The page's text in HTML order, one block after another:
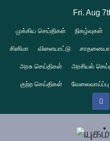
content
Fri. Aug
முக்கிய செய்திகள் நிகழ்வுகள்
சினிமா விளையாட்டு
அரசு செய்திகள் அரசியல்
குற்ற செய்திகள்